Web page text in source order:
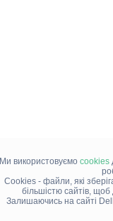
Ми використовуємо cookies
Cookies - файли, які
більшістю сайтів,
Залишаючись на сайті